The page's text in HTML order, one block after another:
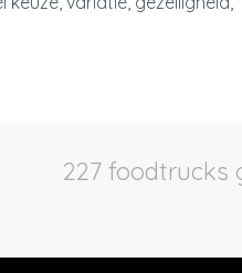
227 foodtrucks